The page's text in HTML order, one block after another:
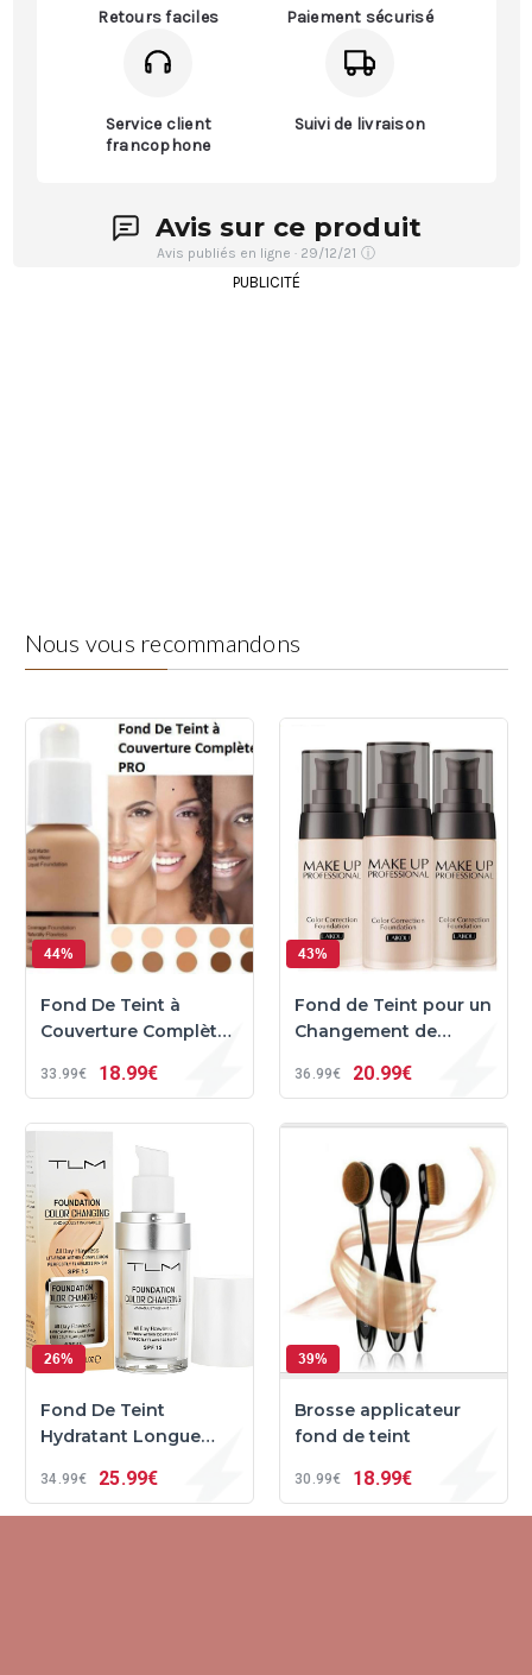
Retours faciles Paiement sécurisé
Service client
francophone
Suivi de livraison
Avis sur ce produit
Avis publiés en ligne · 29/12/21 ⓘ
PUBLICITÉ
Nous vous recommandons
44%
Fond De Teint à
Couverture Complète
33 99€ 18 99€
43%
Fond de Teint pour un
Changement de
36 99€ 20 99€
26%
Fond De Teint
Hydratant Longue
Grasses
34 99€ 25 99€
39%
Brosse applicateur
fond de teint
30 99€ 18 99€